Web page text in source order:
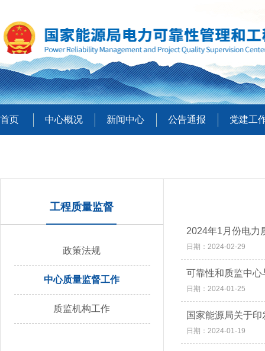
首页 中心概况 新闻中心 公告通报 党建工
工程质量监督
政策法规
中心质量监督工作
质监机构工作
2024年1月份电力
日期：2024-02-29
可靠性和质监中
日期：2024-01-25
国家能源局关于
日期：2024-01-19